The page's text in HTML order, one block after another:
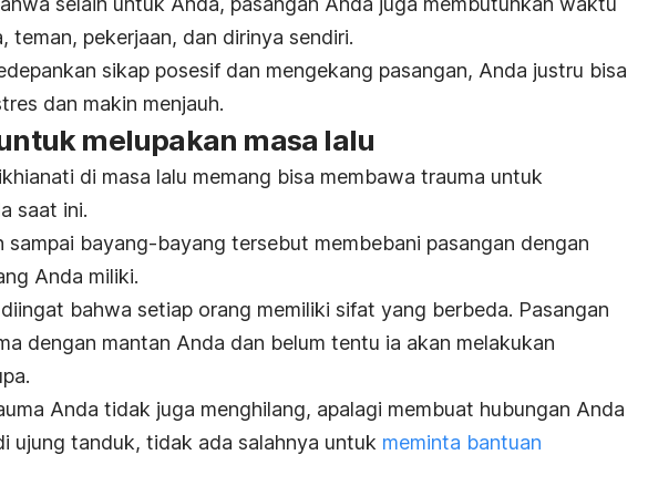
teman, pekerjaan, dan dirinya sendiri.
sikap posesif dan mengekang pasangan, Anda justru bisa
dan makin menjauh.
melupakan masa lalu
di masa lalu memang bisa membawa trauma untuk
saat ini.
sampai bayang-bayang tersebut membebani pasangan dengan
Anda miliki.
bahwa setiap orang memiliki sifat yang berbeda. Pasangan
dengan mantan Anda dan belum tentu ia akan melakukan
Anda tidak juga menghilang, apalagi membuat hubungan Anda
ujung tanduk, tidak ada salahnya untuk meminta bantuan